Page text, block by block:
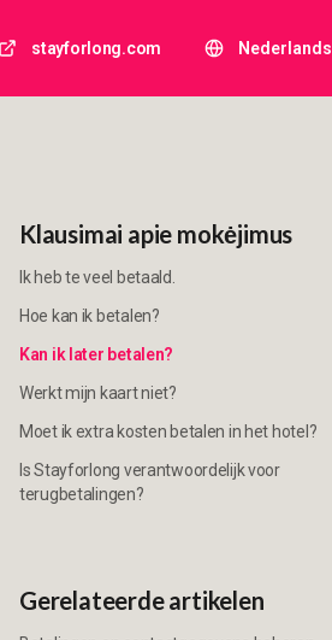
stayforlong.com Nederlands
Klausimai apie mokėjimus
Ik heb te veel betaald.
Hoe kan ik betalen?
Kan ik later betalen?
Werkt mijn kaart niet?
Moet ik extra kosten betalen in het hotel?
Is Stayforlong verantwoordelijk voor
terugbetalingen?
Gerelateerde artikelen